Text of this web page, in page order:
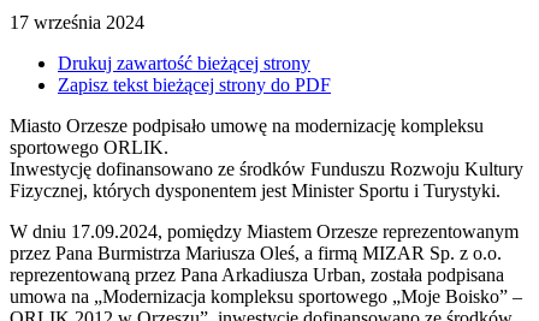
17 września 2024
Drukuj zawartość bieżącej strony
Zapisz tekst bieżącej strony do PDF
Miasto Orzesze podpisało umowę na modernizację kompleksu
sportowego ORLIK.
Inwestycję dofinansowano ze środków Funduszu Rozwoju Kultury
Fizycznej, których dysponentem jest Minister Sportu i Turystyki.
W dniu 17.09.2024, pomiędzy Miastem Orzesze reprezentowanym
przez Pana Burmistrza Mariusza Oleś, a firmą MIZAR Sp. z o.o.
reprezentowaną przez Pana Arkadiusza Urban, została podpisana
umowa na „Modernizacja kompleksu sportowego „Moje Boisko” –